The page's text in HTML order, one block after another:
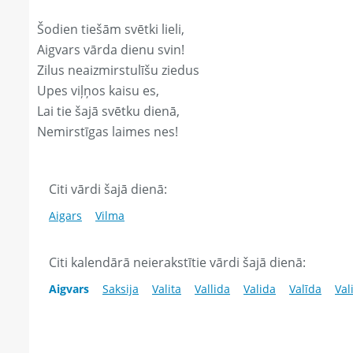
Šodien tiešām svētki lieli,
Aigvars vārda dienu svin!
Zilus neaizmirstulīšu ziedus
Upes viļņos kaisu es,
Lai tie šajā svētku dienā,
Nemirstīgas laimes nes!
Citi vārdi šajā dienā:
Aigars Vilma
Citi kalendārā neierakstītie vārdi šajā dienā:
Aigvars Saksija Valita Vallida Valida Valīda